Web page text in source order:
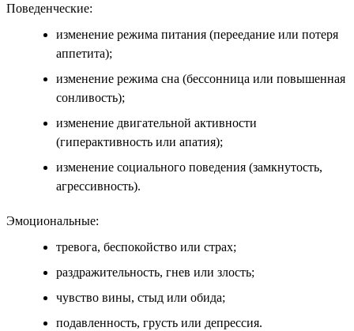
Поведенческие:
изменение режима питания (переедание или потеря
аппетита);
изменение режима сна (бессонница или повышенная
сонливость);
изменение двигательной активности
(гиперактивность или апатия);
изменение социального поведения (замкнутость,
агрессивность).
Эмоциональные:
тревога, беспокойство или страх;
раздражительность, гнев или злость;
чувство вины, стыд или обида;
подавленность, грусть или депрессия.